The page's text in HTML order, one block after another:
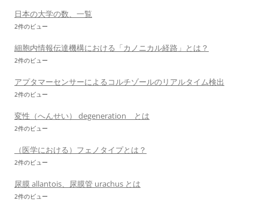
日本の大学の数、一覧
2件のビュー
細胞内情報伝達機構における「カノニカル経路」とは？
2件のビュー
アプタマーセンサーによるコルチゾールのリアルタイム検出
2件のビュー
変性（へんせい） degeneration とは
2件のビュー
（医学における）フェノタイプとは？
2件のビュー
尿膜 allantois、尿膜管 urachus とは
2件のビュー